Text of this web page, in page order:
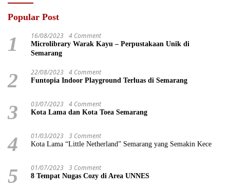
Popular Post
1 16/08/2023 4 Comment
Microlibrary Warak Kayu – Perpustakaan Unik di
Semarang
2 22/08/2023 4 Comment
Funtopia Indoor Playground Terluas di Semarang
3 03/07/2023 4 Comment
Kota Lama dan Kota Toea Semarang
4 01/03/2023 3 Comment
Kota Lama “Little Netherland” Semarang yang Semakin Kece
5 01/07/2023 3 Comment
8 Tempat Nugas Cozy di Area UNNES